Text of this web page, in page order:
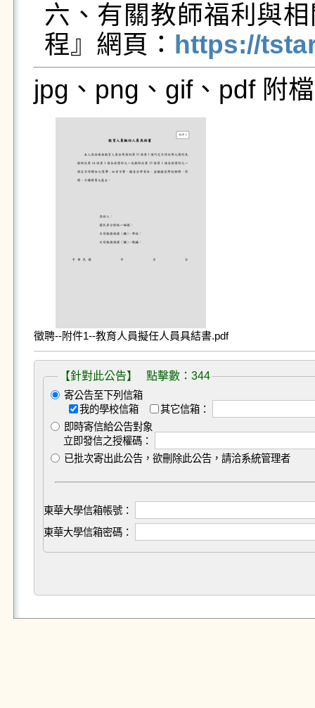
六、有關教師福利與
程』網頁： https://
jpg、png、gif、pdf 附
徵聘--附件1--教育人員擬任人員具結書.pdf
【針對此公告】 點擊數：344
寄公告至下列信箱
我的學校信箱
其它信箱：
即時寄信給公告對象
立即發信之授權碼：
已批次寄出此公告，欲刪除此公告，請洽系統管理者
東華大學信箱帳號：
東華大學信箱密碼：